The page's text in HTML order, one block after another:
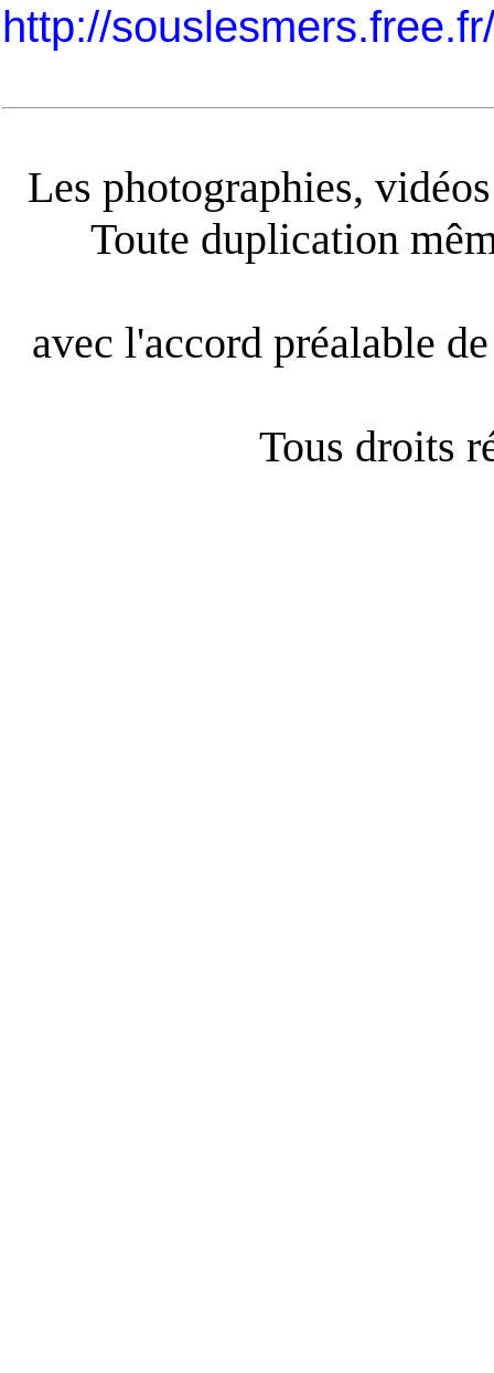
http://
Les photographies,
Toute duplication
avec l'accord préalable
Tous droits